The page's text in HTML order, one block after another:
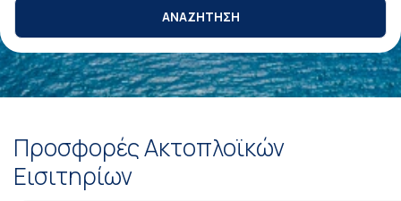
ΑΝΑΖΗΤΗΣΗ
Προσφορές Ακτοπλοϊκών
Εισιτηρίων